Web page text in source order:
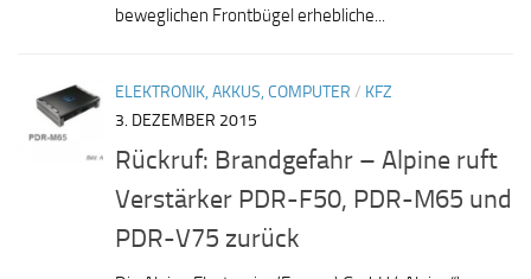
beweglichen Frontbügel erhebliche...
ELEKTRONIK, AKKUS, COMPUTER / KFZ
3. DEZEMBER 2015
Rückruf: Brandgefahr – Alpine ruft
Verstärker PDR-F50, PDR-M65 und
PDR-V75 zurück